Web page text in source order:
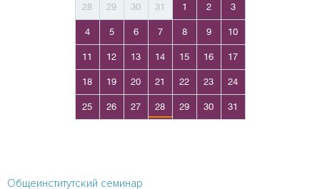
28 29 30 31 1 2 3
4 5 6 7 8 9 10
11 12 13 14 15 16 17
18 19 20 21 22 23 24
25 26 27 28 29 30 31
Общеинститутский семинар